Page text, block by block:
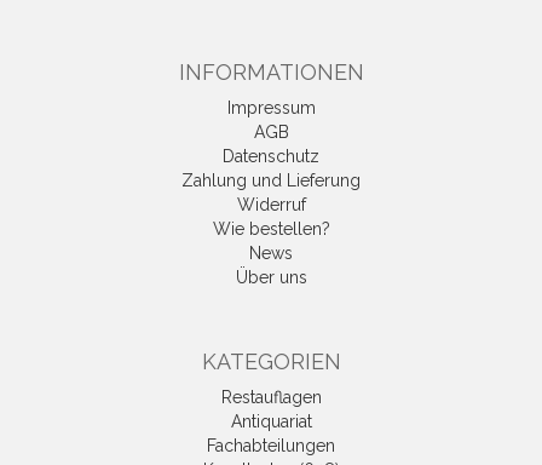
INFORMATIONEN
Impressum
AGB
Datenschutz
Zahlung und Lieferung
Widerruf
Wie bestellen?
News
Über uns
KATEGORIEN
Restauflagen
Antiquariat
Fachabteilungen